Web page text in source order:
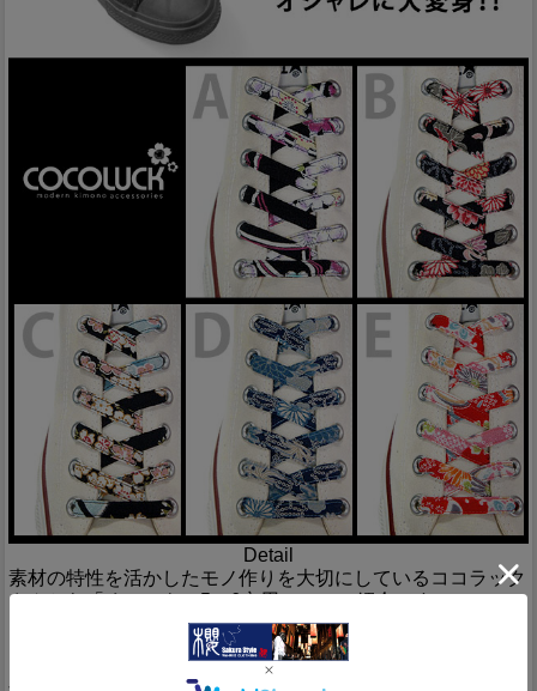
Detail
素材の特性を活かしたモノ作りを大切にしているココラック
さんから「くつひも（5～6穴用）」のご紹介です！
カラフルな和柄のちりめん生地を使用し、くつひもを製作し
ノーマルなスニーカーのひもを取り換えるだけで、気軽に和